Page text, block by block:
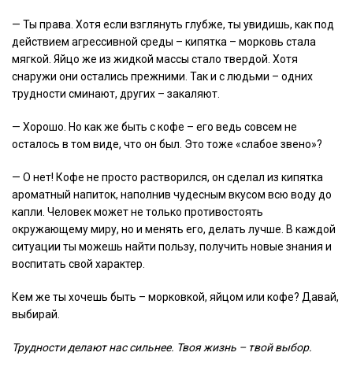
— Ты права. Хотя если взглянуть глубже, ты увидишь, как под
действием агрессивной среды – кипятка – морковь стала
мягкой. Яйцо же из жидкой массы стало твердой. Хотя
снаружи они остались прежними. Так и с людьми – одних
трудности сминают, других – закаляют.
— Хорошо. Но как же быть с кофе – его ведь совсем не
осталось в том виде, что он был. Это тоже «слабое звено»?
— О нет! Кофе не просто растворился, он сделал из кипятка
ароматный напиток, наполнив чудесным вкусом всю воду до
капли. Человек может не только противостоять
окружающему миру, но и менять его, делать лучше. В каждой
ситуации ты можешь найти пользу, получить новые знания и
воспитать свой характер.
Кем же ты хочешь быть – морковкой, яйцом или кофе? Давай,
выбирай.
Трудности делают нас сильнее. Твоя жизнь – твой выбор.